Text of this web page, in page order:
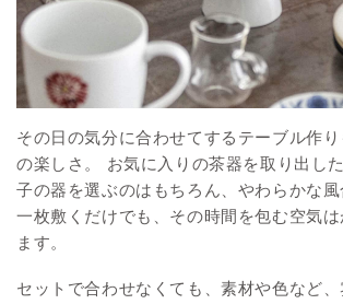
その日の気分に合わせてするテーブル作
の楽しさ。 お気に入りの茶器を取り出し
子の器を選ぶのはもちろん、やわらかな
一枚敷くだけでも、その時間を包む空気は
ます。
セットで合わせなくても、素材や色など